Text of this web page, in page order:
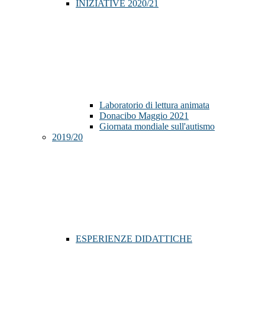
INIZIATIVE 2020/21
Laboratorio di lettura animata
Donacibo Maggio 2021
Giornata mondiale sull'autismo
2019/20
ESPERIENZE DIDATTICHE